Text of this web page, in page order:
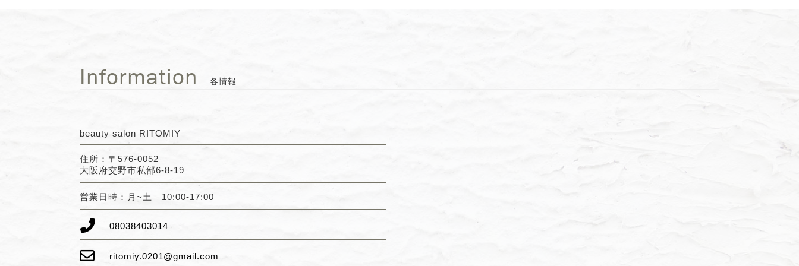
beauty salon RITOMIY
住所：〒576-0052
大阪府交野市私部6-8-19
営業日時：月~土 10:00-17:00
08038403014
ritomiy.0201@gmail.com